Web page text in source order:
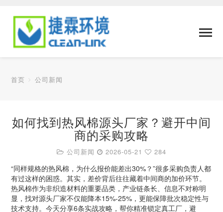
首页 公司新闻
如何找到热风棉源头厂家？避开中间
商的采购攻略
公司新闻 2026-05-21 284
“同样规格的热风棉，为什么报价能差出30%？”很多采购负责人都
有过这样的困惑。其实，差价背后往往藏着中间商的加价环节。
热风棉作为非织造材料的重要品类，产业链条长、信息不对称明
显，找对源头厂家不仅能降本15%-25%，更能保障批次稳定性与
技术支持。今天分享6条实战攻略，帮你精准锁定真工厂，避